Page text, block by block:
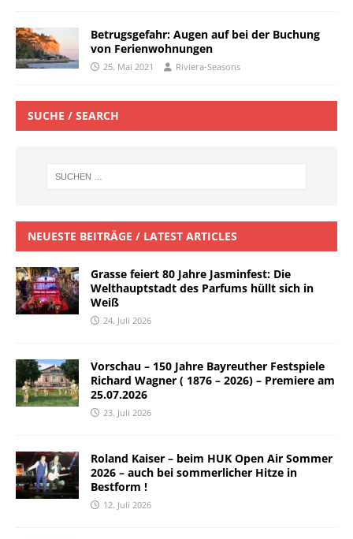
Betrugsgefahr: Augen auf bei der Buchung
von Ferienwohnungen
25. Mai 2021 Riviera-Seasons
SUCHE / SEARCH
NEUESTE BEITRÄGE / LATEST ARTICLES
Grasse feiert 80 Jahre Jasminfest: Die
Welthauptstadt des Parfums hüllt sich in
Weiß
24. Juli 2026
Vorschau – 150 Jahre Bayreuther Festspiele
Richard Wagner ( 1876 – 2026) – Premiere am
25.07.2026
23. Juli 2026
Roland Kaiser – beim HUK Open Air Sommer
2026 – auch bei sommerlicher Hitze in
Bestform !
12. Juli 2026